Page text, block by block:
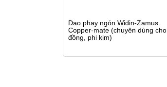
Dao phay ngón Widin-Zamus
Copper-mate (chuyên dùng cho
đồng, phi kim)